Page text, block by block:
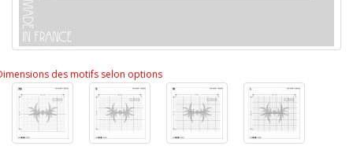
des motifs selon options